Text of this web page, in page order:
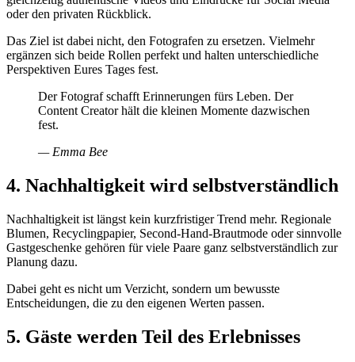
oder den privaten Rückblick.
Das Ziel ist dabei nicht, den Fotografen zu ersetzen. Vielmehr
ergänzen sich beide Rollen perfekt und halten unterschiedliche
Perspektiven Eures Tages fest.
Der Fotograf schafft Erinnerungen fürs Leben. Der
Content Creator hält die kleinen Momente dazwischen
fest.
— Emma Bee
4. Nachhaltigkeit wird selbstverständlich
Nachhaltigkeit ist längst kein kurzfristiger Trend mehr. Regionale
Blumen, Recyclingpapier, Second-Hand-Brautmode oder sinnvolle
Gastgeschenke gehören für viele Paare ganz selbstverständlich zur
Planung dazu.
Dabei geht es nicht um Verzicht, sondern um bewusste
Entscheidungen, die zu den eigenen Werten passen.
5. Gäste werden Teil des Erlebnisses